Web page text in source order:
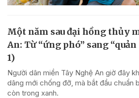
Một năm sau đại hồng thủy
An: Từ “ứng phó” sang
1)
Người dân miền Tây Nghệ An giờ đây
dâng mới chống đỡ, mà bắt đầu chuẩn
còn trong xanh.